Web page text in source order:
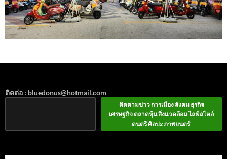
ติดต่อ : bluedonus@hotmail.com
ติดตามข่าว การเมือง สังคม ธุรกิจ
เศรษฐกิจ ตลาดหุ้น สิ่งแวดล้อม ไลฟ์สไตล์
ดนตรี ศิลปะ ภาพยนตร์